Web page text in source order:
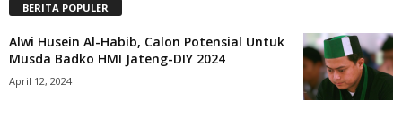
BERITA POPULER
Alwi Husein Al-Habib, Calon Potensial Untuk
Musda Badko HMI Jateng-DIY 2024
April 12, 2024